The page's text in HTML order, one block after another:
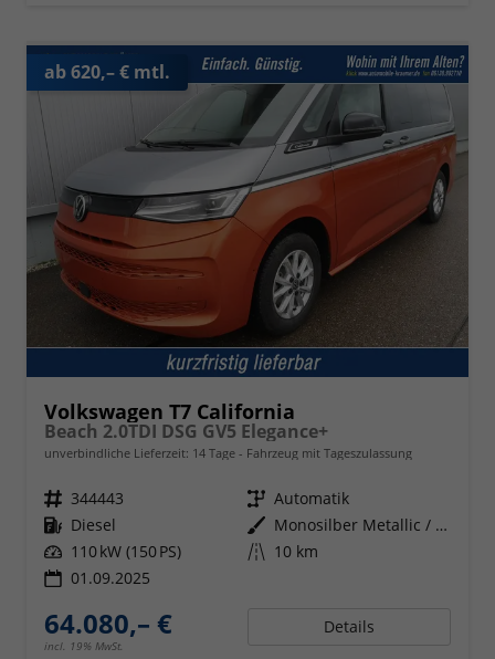
ab 620,– € mtl.
Volkswagen T7 California
Beach 2.0TDI DSG GV5 Elegance+
unverbindliche Lieferzeit: 14 Tage Fahrzeug mit Tageszulassung
Fahrzeugnr. 344443 Getriebe Automatik
Kraftstoff Diesel Außenfarbe
Monosilber Metallic / Energeticorange Metallic
Leistung 110 kW (150 PS) Kilometerstand 10 km
01.09.2025
64.080,– €
incl. 19% MwSt.
Details